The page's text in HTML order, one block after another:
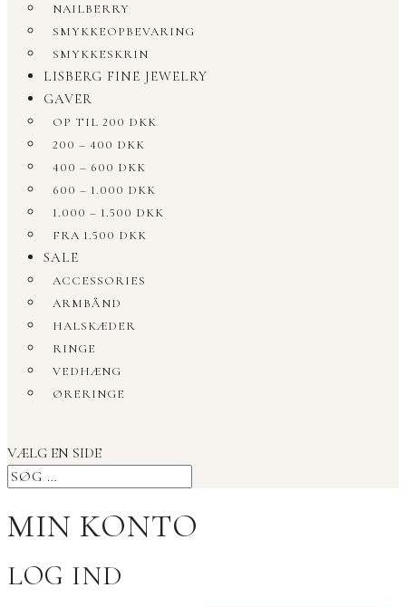
NAILBERRY
SMYKKEOPBEVARING
SMYKKESKRIN
LISBERG FINE JEWELRY
GAVER
OP TIL 200 DKK
200 – 400 DKK
400 – 600 DKK
600 – 1.000 DKK
1.000 – 1.500 DKK
FRA 1.500 DKK
SALE
ACCESSORIES
ARMBÅND
HALSKÆDER
RINGE
VEDHÆNG
ØRERINGE
VÆLG EN SIDE
MIN KONTO
LOG IND